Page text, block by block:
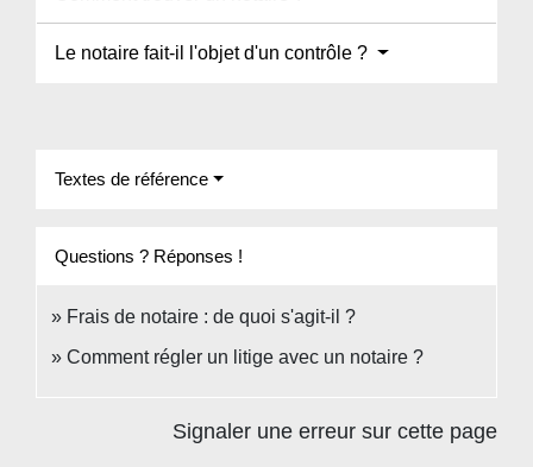
Le notaire fait-il l'objet d'un contrôle ?
Textes de référence
Questions ? Réponses !
Frais de notaire : de quoi s'agit-il ?
Comment régler un litige avec un notaire ?
Signaler une erreur sur cette page